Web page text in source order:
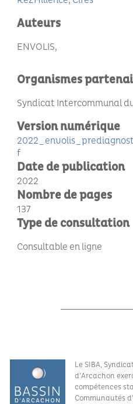
Auteurs
ENVOLIS
Organismes
Syndicat Intercommunal
Version numérique
f
Date de publication
2022
Nombre de pages
137
Type de consultation
Consultable en ligne
Le SIBA,
d’Arcachon
compétences
Communautés